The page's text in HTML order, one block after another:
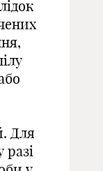
Для
разі